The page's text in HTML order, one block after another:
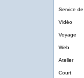
Service
Vidéo
Voyage
Web
Atelier
Court